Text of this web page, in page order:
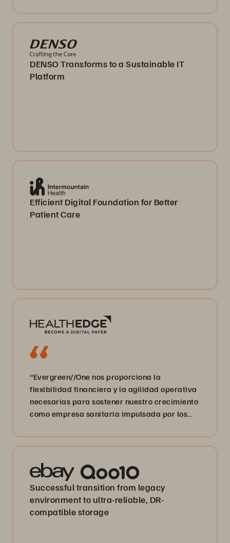
DENSO Transforms to a Sustainable IT
Platform
Efficient Digital Foundation for Better
Patient Care
“Evergreen//One nos proporciona la
flexibilidad financiera y la agilidad operativa
necesarias para sostener nuestro crecimiento
como empresa sanitaria impulsada por los
Successful transition from legacy
environment to ultra-reliable, DR-
compatible storage